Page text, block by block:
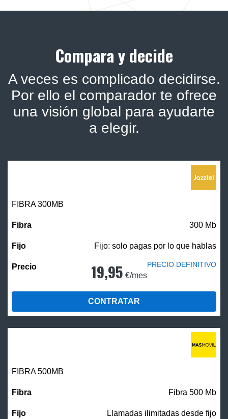
Compara y decide
A veces es complicado decidirse.
Por ello el comparador te ofrece
una visión global para ayudarte
a elegir.
FIBRA 300MB
300 Mb
Fijo: solo pagas por lo que hablas
19,95 €/mes
PRECIO DEFINITIVO
CONTRATAR
FIBRA500MB
Fibra 500 Mb
Llamadas ilimitadas desde fijo